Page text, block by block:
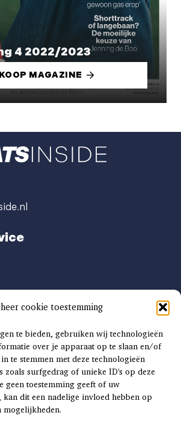
cookie toestemming
te bieden, gebruiken wij technologieën
over je apparaat op te slaan en/of
te stemmen met deze technologieën
zoals surfgedrag of unieke ID's op deze
geen toestemming geeft of uw
dit een nadelige invloed hebben op
mogelijkheden.
4 2022/2023
KOOP MAGAZINE
incasso